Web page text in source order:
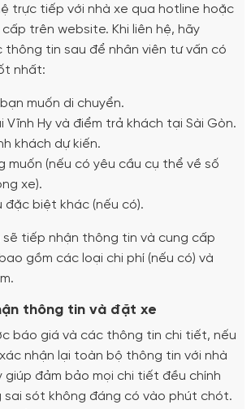
trực tiếp với nhà xe qua hotline hoặc
trên website. Khi liên hệ, hãy
thông tin sau để nhân viên tư vấn có
nhất:
muốn di chuyển.
Hy và điểm trả khách tại Sài Gòn.
khách dự kiến.
muốn (nếu có yêu cầu cụ thể về số
xe).
đặc biệt khác (nếu có).
sẽ tiếp nhận thông tin và cung cấp
gồm các loại chi phí (nếu có) và
thông tin và đặt xe
báo giá và các thông tin chi tiết, nếu
nhận lại toàn bộ thông tin với nhà
giúp đảm bảo mọi chi tiết đều chính
sai sót không đáng có vào phút chót.